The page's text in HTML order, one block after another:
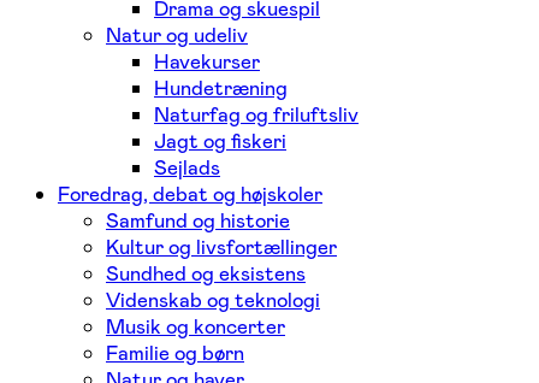
Drama og skuespil
Natur og udeliv
Havekurser
Hundetræning
Naturfag og friluftsliv
Jagt og fiskeri
Sejlads
Foredrag, debat og højskoler
Samfund og historie
Kultur og livsfortællinger
Sundhed og eksistens
Videnskab og teknologi
Musik og koncerter
Familie og børn